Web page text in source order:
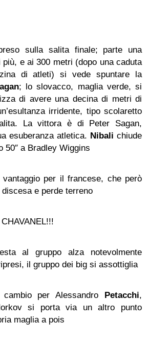
sulla salita finale; parte una
e ai 300 metri (dopo una caduta
di atleti) si vede spuntare la
; lo slovacco, maglia verde, si
di avere una decina di metri di
irridente, tipo scolaretto
La vittora è di Peter Sagan,
esuberanza atletica. Nibali chiude
50″ a Bradley Wiggins
per il francese, che però
e perde terreno
al gruppo alza notevolmente
il gruppo dei big si assottiglia
per Alessandro Petacchi,
si porta via un altro punto
maglia a pois